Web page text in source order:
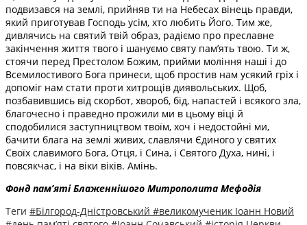
подвизався на землі, прийняв ти на Небесах вінець правди,
який приготував Господь усім, хто любить Його. Тим же,
дивлячись на святий твій образ, радіємо про преславне
закінчення життя твого і шануємо святу пам’ять твою. Ти ж,
стоячи перед Престолом Божим, прийми моління наші і до
Всемилостивого Бога принеси, щоб простив нам усякий гріх і
допоміг нам стати проти хитрощів диявольських. Щоб,
позбавившись від скорбот, хвороб, бід, напастей і всякого зла,
благочесно і праведно прожили ми в цьому віці й
сподобилися заступництвом твоїм, хоч і недостойні ми,
бачити блага на землі живих, славлячи Єдиного у святих
Своїх славимого Бога, Отця, і Сина, і Святого Духа, нині, і
повсякчас, і на віки віків. Амінь.
Фонд пам’яті Блаженнішого Митрополита Мефодія
Теги #Білгород-Дністровський #великомученик Іоанн Новий